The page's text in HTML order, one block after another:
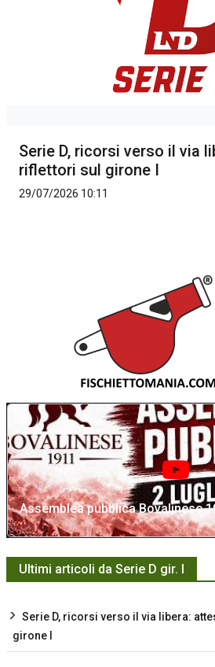
Serie D, ricorsi verso il via
riflettori sul girone I
29/07/2026 10:11
Assemblea pubblica Bovalinese
Ultimi articoli da Serie D gir. I
Serie D, ricorsi verso il via libera:
girone I